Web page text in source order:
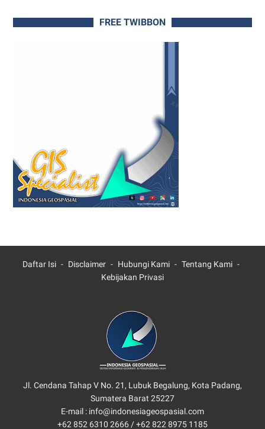
FREE TWIBBON
Daftar Isi Disclaimer Hubungi Kami
Tentang Kami
Kebijakan Privasi
Jl. Cendana Tahap V No. 21, Lubuk Begalung, Kota Padang,
Sumatera Barat 25227
E-mail : info@indonesiageospasial.com
+62 852 6310 2666 /+62 822 8975 1185